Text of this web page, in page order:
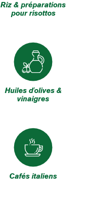
Riz & préparations
pour risottos
Huiles d'olives &
vinaigres
Cafés italiens